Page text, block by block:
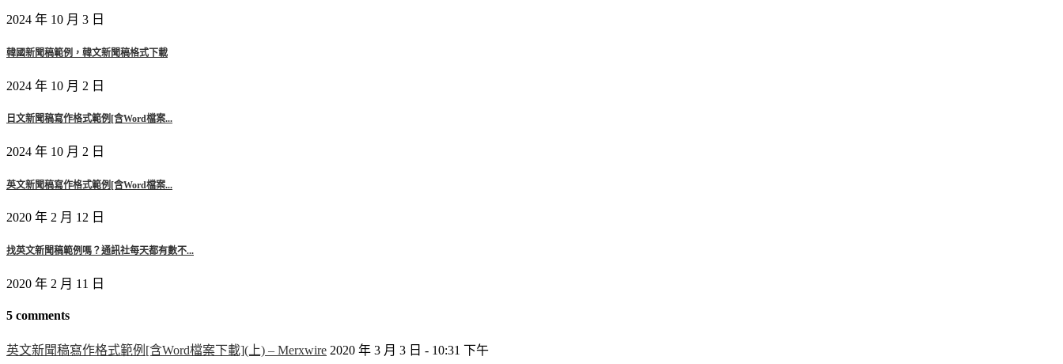
2024 年 10 月 3 日
韓國新聞稿範例，韓文新聞稿格式下載
2024 年 10 月 2 日
日文新聞稿寫作格式範例[含Word檔案...
2024 年 10 月 2 日
英文新聞稿寫作格式範例[含Word檔案...
2020 年 2 月 12 日
找英文新聞稿範例嗎？通訊社每天都有數不...
2020 年 2 月 11 日
5 comments
英文新聞稿寫作格式範例[含Word檔案下載](上) – Merxwire 2020 年 3 月 3 日 - 10:31 下午